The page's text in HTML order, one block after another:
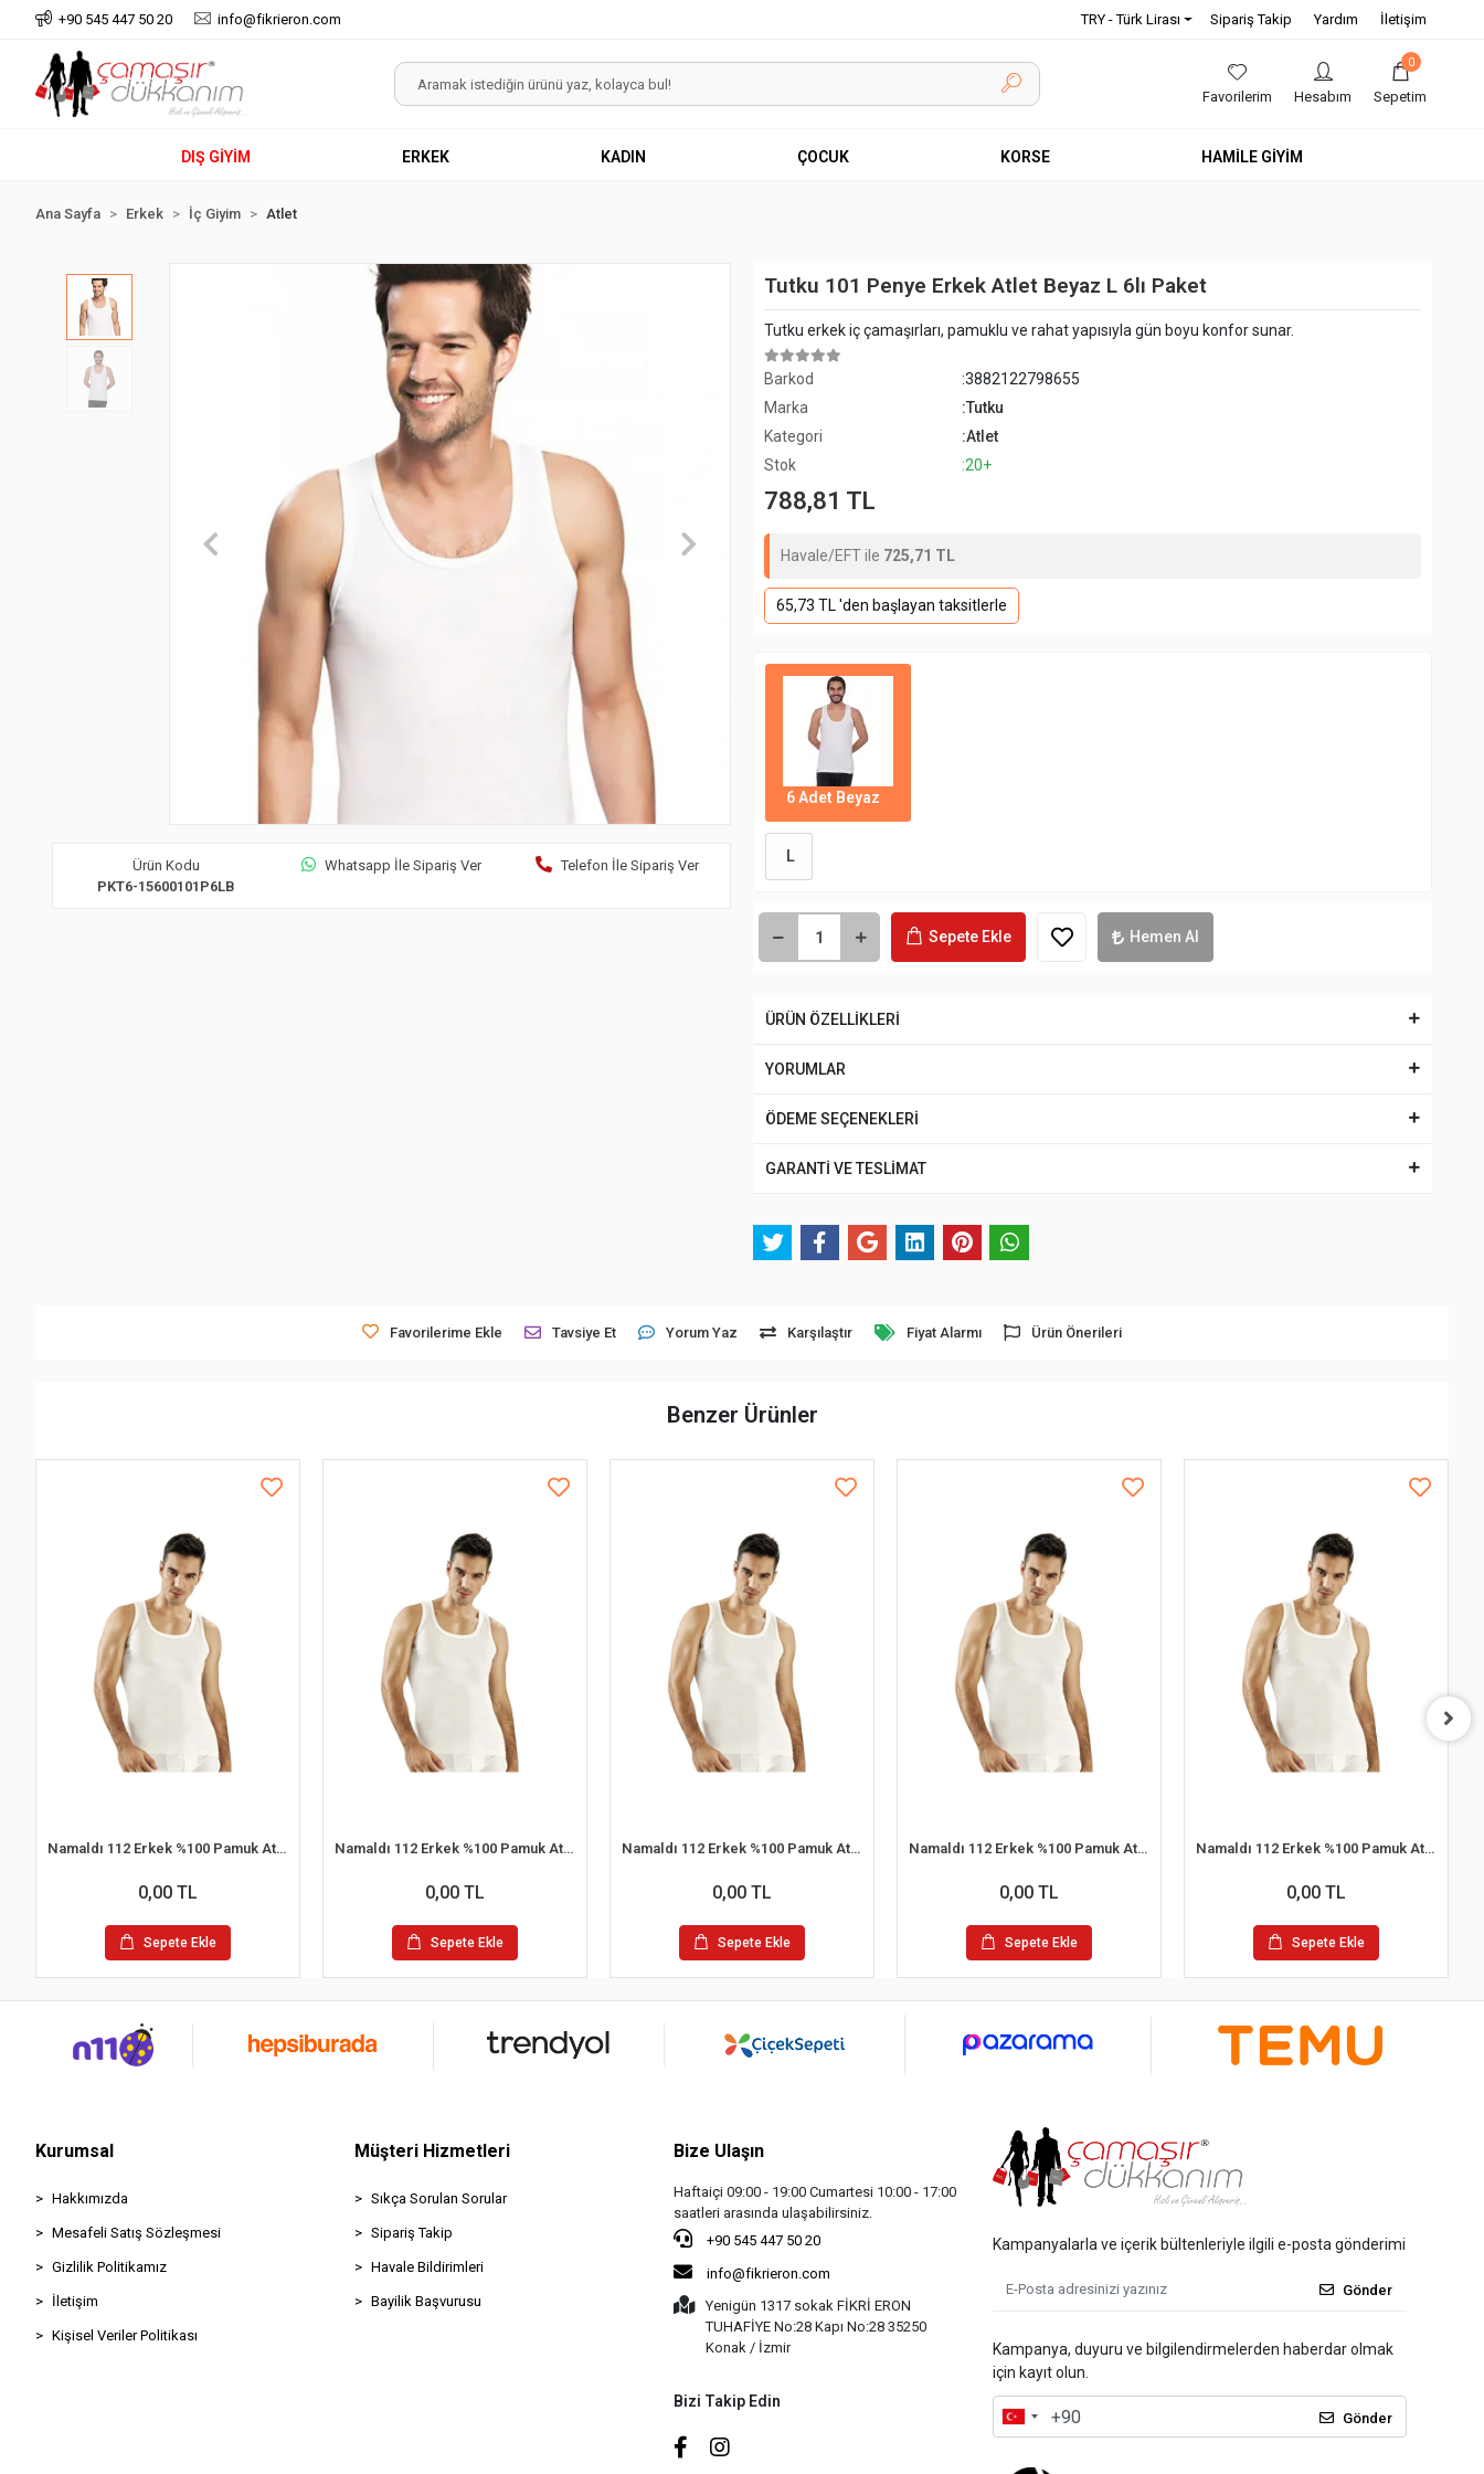
+90 545 447 50 20 info@fikrieron.com TRY - Türk Lirası Sipariş Takip Yardım İletişim
Favorilerim Hesabım
0
Sepetim
DIŞ GİYİM ERKEK KADIN ÇOCUK KORSE HAMİLE GİYİM
Ana Sayfa Erkek İç Giyim Atlet
Ürün Kodu
PKT6-15600101P6LB
Whatsapp İle Sipariş Ver Telefon İle Sipariş Ver
Tutku 101 Penye Erkek Atlet Beyaz L 6lı Paket
Tutku erkek iç çamaşırları, pamuklu ve rahat yapısıyla gün boyu konfor sunar.
Barkod
:3882122798655
Marka
:Tutku
Kategori
:Atlet
Stok
:20+
788,81 TL
Havale/EFT ile 725,71 TL
65,73 TL 'den başlayan taksitlerle
6 Adet Beyaz
L
Sepete Ekle Hemen Al
ÜRÜN ÖZELLİKLERİ
YORUMLAR
ÖDEME SEÇENEKLERİ
GARANTİ VE TESLİMAT
Favorilerime Ekle Tavsiye Et Yorum Yaz Karşılaştır Fiyat Alarmı Ürün Önerileri
Benzer Ürünler
Namaldı 112 Erkek %100 Pamuk Atlet L 6'lı Paket
0,00 TL
Sepete Ekle
Namaldı 112 Erkek %100 Pamuk Atlet S 6'lı Paket
0,00 TL
Sepete Ekle
Namaldı 112 Erkek %100 Pamuk Atlet 2XL 6'lı Paket
0,00 TL
Sepete Ekle
Namaldı 112 Erkek %100 Pamuk Atlet M 6'lı Paket
0,00 TL
Sepete Ekle
Namaldı 112 Erkek %100 Pamuk Atlet XL 6'lı Paket
0,00 TL
Sepete Ekle
Kurumsal
Hakkımızda
Mesafeli Satış Sözleşmesi
Gizlilik Politikamız
İletişim
Kişisel Veriler Politikası
Müşteri Hizmetleri
Sıkça Sorulan Sorular
Sipariş Takip
Havale Bildirimleri
Bayilik Başvurusu
Bize Ulaşın
Haftaiçi 09:00 - 19:00 Cumartesi 10:00 - 17:00
saatleri arasında ulaşabilirsiniz.
+90 545 447 50 20
info@fikrieron.com
Yenigün 1317 sokak FİKRİ ERON
TUHAFİYE No:28 Kapı No:28 35250
Konak / İzmir
Bizi Takip Edin
Kampanyalarla ve içerik bültenleriyle ilgili e-posta gönderimi
Gönder
Kampanya, duyuru ve bilgilendirmelerden haberdar olmak
için kayıt olun.
Gönder